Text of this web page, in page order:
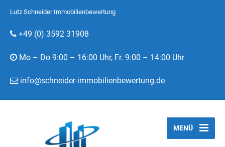
Lutz Schneider Immobilienbewertung
+49 (0) 3592 31908
Mo – Do 9:00 – 16:00 Uhr, Fr. 9:00 – 14:00 Uhr
info@schneider-immobilienbewertung.de
MENÜ